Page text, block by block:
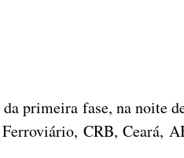
primeira fase, na noite
CRB, Ceará,